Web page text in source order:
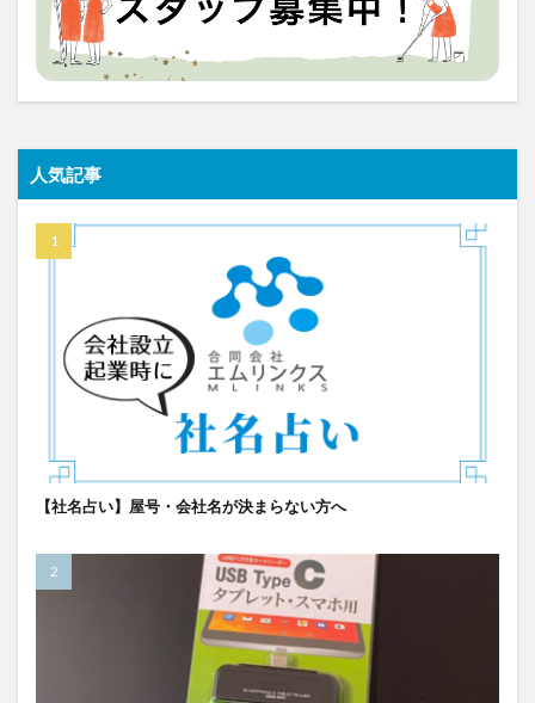
人気記事
【社名占い】屋号・会社名が決まらない方へ